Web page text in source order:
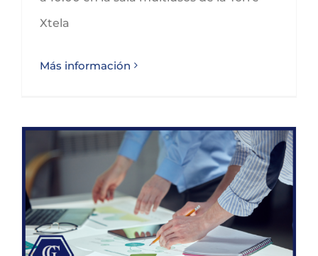
Xtela
Más información